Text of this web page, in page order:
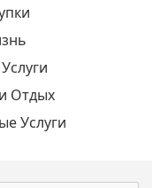
Отдых
Услуги